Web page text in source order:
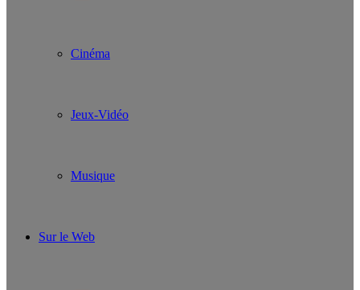
Cinéma
Jeux-Vidéo
Musique
Sur le Web